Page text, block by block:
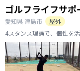
ゴルフライフサポ
愛知県 津島市
屋外
4スタンス理論で、個性を